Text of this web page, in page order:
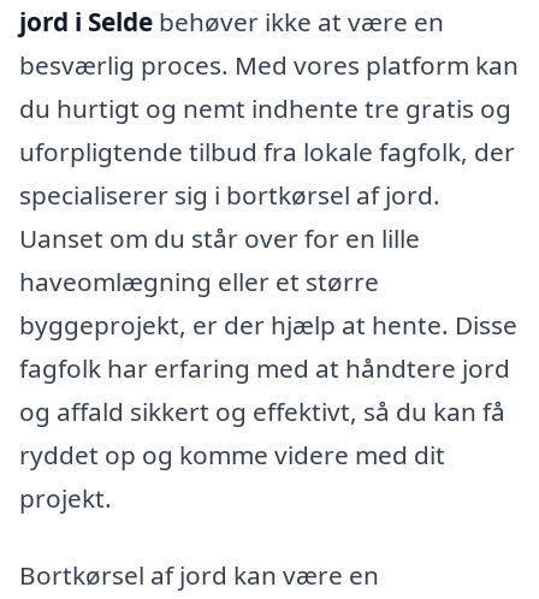
jord i Selde behøver ikke at være en
besværlig proces. Med vores platform kan
du hurtigt og nemt indhente tre gratis og
uforpligtende tilbud fra lokale fagfolk, der
specialiserer sig i bortkørsel af jord.
Uanset om du står over for en lille
haveomlægning eller et større
byggeprojekt, er der hjælp at hente. Disse
fagfolk har erfaring med at håndtere jord
og affald sikkert og effektivt, så du kan få
ryddet op og komme videre med dit
projekt.
Bortkørsel af jord kan være en